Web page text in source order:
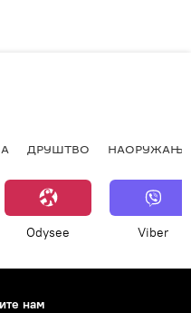
ДРУШТВО НАОРУЖАЊЕ
Odysee Viber
нам